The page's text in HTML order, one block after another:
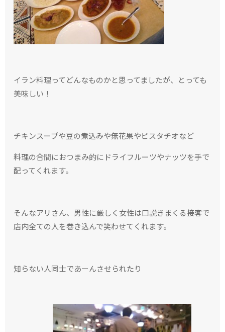
イラン料理ってどんなものかと思ってましたが、とっても
美味しい！
チキンスープや豆の煮込みや無花果やピスタチオなど
料理の合間におつまみ的にドライフルーツやナッツを手で
配ってくれます。
そんなアリさん、男性に厳しく女性は口説きまくる接客で
店内全ての人を巻き込んで笑わせてくれます。
知らない人同士であーんさせられたり